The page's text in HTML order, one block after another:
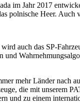
im Jahr 2017
polnische Heer.
auch das SP-
mehr Länder
die mit unserem
und zu einem